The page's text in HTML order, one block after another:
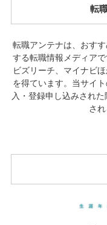
転
転職アンテナは、おす
する転職情報メディア
ビズリーチ、マイナビ
を得ています。当サイ
入・登録申し込みされ
さ